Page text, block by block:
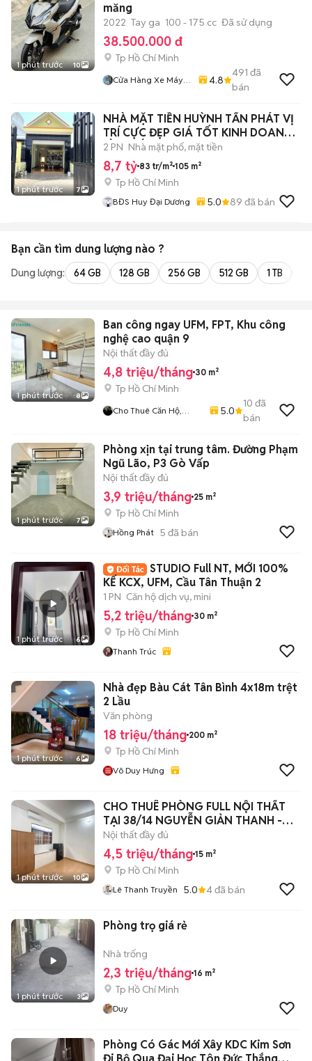
1 phút trước 10
măng
2022 Tay ga 100 - 175 cc Đã sử dụng
38.500.000 đ
Tp Hồ Chí Minh
Cửa Hàng Xe Máy
4.8
491 đã
bán
1 phút trước 7
NHÀ MẶT TIỀN HUỲNH TẤN PHÁT VỊ
TRÍ CỰC ĐẸP GIÁ TỐT KINH DOANH
SẦM UẤT
2 PN Nhà mặt phố, mặt tiền
8,7 tỷ 83 tr/m² 105 m²
Tp Hồ Chí Minh
BĐS Huy Đại Dương 5.0 89 đã bán
Bạn cần tìm dung lượng nào ?
Dung lượng: 64 GB 128 GB 256 GB 512 GB 1 TB
1 phút trước 8
Ban công ngay UFM, FPT, Khu công
nghệ cao quận 9
Nội thất đầy đủ
4,8 triệu/tháng 30 m²
Tp Hồ Chí Minh
Cho Thuê Căn Hộ,
5.0
10 đã
bán
1 phút trước 7
Phòng xịn tại trung tâm. Đường Phạm
Ngũ Lão, P3 Gò Vấp
Nội thất đầy đủ
3,9 triệu/tháng 25 m²
Tp Hồ Chí Minh
Hồng Phát 5 đã bán
1 phút trước 6
STUDIO Full NT, MỚI 100%
KẾ KCX, UFM, Cầu Tân Thuận 2
1 PN Căn hộ dịch vụ, mini
5,2 triệu/tháng 30 m²
Tp Hồ Chí Minh
Thanh Trúc
1 phút trước 6
Nhà đẹp Bàu Cát Tân Bình 4x18m trệt
2 Lầu
Văn phòng
18 triệu/tháng 200 m²
Tp Hồ Chí Minh
Võ Duy Hưng
1 phút trước 10
CHO THUÊ PHÒNG FULL NỘI THẤT
TẠI 38/14 NGUYỄN GIẢN THANH -
QUẬN 10
Nội thất đầy đủ
4,5 triệu/tháng 15 m²
Tp Hồ Chí Minh
Lê Thanh Truyền 5.0 4đã bán
1 phút trước 3
Phòng trọ giá rẻ
Nhà trống
2,3 triệu/tháng 16 m²
Tp Hồ Chí Minh
Duy
Phòng Có Gác Mới Xây KDC Kim Sơn